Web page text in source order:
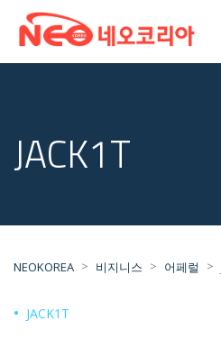
JACK1T
NEOKOREA > 비지니스 > 어페럴 >
JACK1T